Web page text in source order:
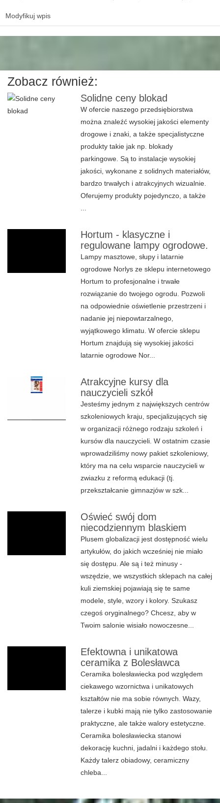
Modyfikuj wpis
Zobacz również:
Solidne ceny blokad
W ofercie naszego przedsiębiorstwa
można znaleźć wysokiej jakości elementy
drogowe i znaki, a także specjalistyczne
produkty takie jak np. blokady
parkingowe. Są to instalacje wysokiej
jakości, wykonane z solidnych materiałów,
bardzo trwałych i atrakcyjnych wizualnie.
Oferujemy produkty pojedynczo, a także
Hortum - klasyczne i
regulowane lampy ogrodowe.
Lampy masztowe, słupy i latarnie
ogrodowe Norlys ze sklepu internetowego
Hortum to profesjonalne i trwałe
rozwiązanie do twojego ogrodu. Pozwoli
na odpowiednie oświetlenie przestrzeni i
nadanie jej niepowtarzalnego,
wyjątkowego klimatu. W ofercie sklepu
Hortum znajdują się wysokiej jakości
latarnie ogrodowe Nor...
Atrakcyjne kursy dla
nauczycieli szkół
Jesteśmy jednym z największych centrów
szkoleniowych kraju, specjalizujących się
w organizacji różnego rodzaju szkoleń i
kursów dla nauczycieli. W ostatnim czasie
wprowadziliśmy nowy pakiet szkoleniowy,
który ma na celu wsparcie nauczycieli w
zwiazku z reformą edukacji (tj.
przekształcanie gimnazjów w szk...
Oświeć swój dom
niecodziennym blaskiem
Plusem globalizacji jest dostępność wielu
artykułów, do jakich wcześniej nie miało
się dostępu. Ale są i też minusy -
wszędzie, we wszystkich sklepach na całej
kuli ziemskiej pojawiają się te same
modele, style, wzory i kolory. Szukasz
czegoś oryginalnego? Chcesz, aby w
Twoim salonie wisiało nowoczesne...
Efektowna i unikatowa
ceramika z Bolesławca
Ceramika bolesławiecka pod względem
ciekawego wzornictwa i unikatowych
kształtów nie ma sobie równych. Wazy,
talerze i kubki mają nie tylko zastosowanie
praktyczne, ale także walory estetyczne.
Ceramika bolesławiecka stanowi
dekorację kuchni, jadalni i każdego stołu.
Każdy talerz obiadowy, ceramiczny
chleba...